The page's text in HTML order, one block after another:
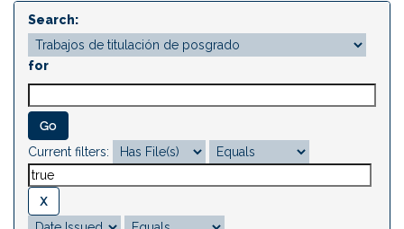
Search:
for
Current filters: